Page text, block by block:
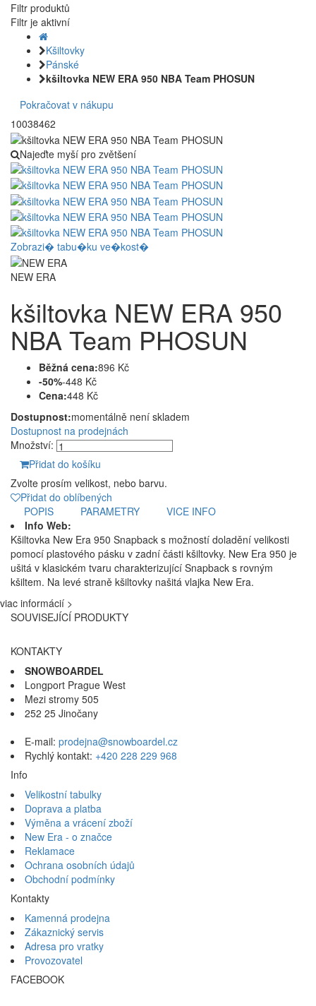
Filtr produktů
Filtr je aktivní
Kšiltovky
Pánské
kšiltovka NEW ERA 950 NBA Team PHOSUN
Pokračovat v nákupu
10038462
Najeďte myší pro zvětšení
Zobrazi� tabu�ku ve�kost�
NEW ERA
kšiltovka NEW ERA 950
NBA Team PHOSUN
Běžná cena:896 Kč
-50%-448 Kč
Cena:448 Kč
Dostupnost:momentálně není skladem
Dostupnost na prodejnách
Množství:
Přidat do košíku
Zvolte prosím velikost, nebo barvu.
Přidat do oblíbených
POPIS
PARAMETRY
VICE INFO
Info Web:
Kšiltovka New Era 950 Snapback s možností doladění velikosti
pomocí plastového pásku v zadní části kšiltovky. New Era 950 je
ušitá v klasickém tvaru charakterizující Snapback s rovným
kšiltem. Na levé straně kšiltovky našitá vlajka New Era.
viac informácií >
SOUVISEJÍCÍ PRODUKTY
KONTAKTY
SNOWBOARDEL
Longport Prague West
Mezi stromy 505
252 25 Jinočany
E-mail: prodejna@snowboardel.cz
Rychlý kontakt: +420 228 229 968
Info
Velikostní tabulky
Doprava a platba
Výměna a vrácení zboží
New Era - o značce
Reklamace
Ochrana osobních údajů
Obchodní podmínky
Kontakty
Kamenná prodejna
Zákaznický servis
Adresa pro vratky
Provozovatel
FACEBOOK